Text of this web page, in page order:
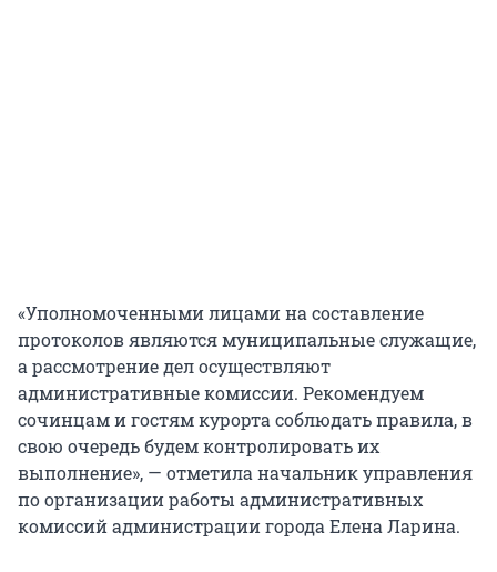
«Уполномоченными лицами на составление
протоколов являются муниципальные служащие,
а рассмотрение дел осуществляют
административные комиссии. Рекомендуем
сочинцам и гостям курорта соблюдать правила, в
свою очередь будем контролировать их
выполнение», — отметила начальник управления
по организации работы административных
комиссий администрации города Елена Ларина.